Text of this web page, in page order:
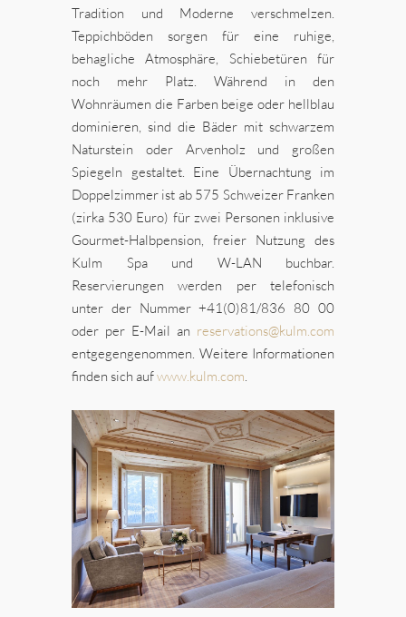
Tradition und Moderne verschmelzen.
Teppichböden sorgen für eine ruhige,
behagliche Atmosphäre, Schiebetüren für
noch mehr Platz. Während in den
Wohnräumen die Farben beige oder hellblau
dominieren, sind die Bäder mit schwarzem
Naturstein oder Arvenholz und großen
Spiegeln gestaltet. Eine Übernachtung im
Doppelzimmer ist ab 575 Schweizer Franken
(zirka 530 Euro) für zwei Personen inklusive
Gourmet-Halbpension, freier Nutzung des
Kulm Spa und W-LAN buchbar.
Reservierungen werden per telefonisch
unter der Nummer +41(0)81/836 80 00
oder per E-Mail an reservations@kulm.com
entgegengenommen. Weitere Informationen
finden sich aufwww.kulm.com